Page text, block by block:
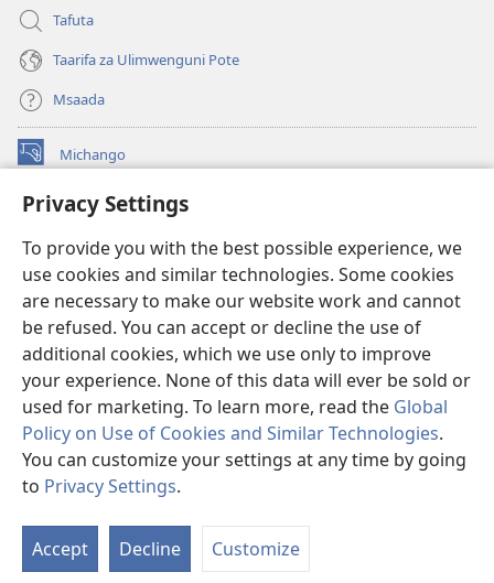
Privacy Settings
To provide you with the best possible experience, we
use cookies and similar technologies. Some cookies
are necessary to make our website work and cannot
be refused. You can accept or decline the use of
additional cookies, which we use only to improve
your experience. None of this data will ever be sold or
used for marketing. To learn more, read the Global
Policy on Use of Cookies and Similar Technologies.
You can customize your settings at any time by going
to Privacy Settings.
Accept Decline Customize
Tafuta
Taarifa za Ulimwenguni Pote
Msaada
Michango
(opens
window)Watchtower MAKTABA KWENYE MTANDAO™
new
window)JW Hub ®
(opens
new
window)
®
Watchtower Library
Copyright© 2026 Watch Tower Bible and Tract Society of Pennsylvania.
MASHARTI YA MATUMIZI